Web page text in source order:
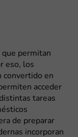
que permitan
eso, los
convertido en
acceder
tareas
de preparar
incorporan